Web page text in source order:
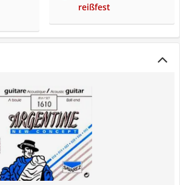
reißfest